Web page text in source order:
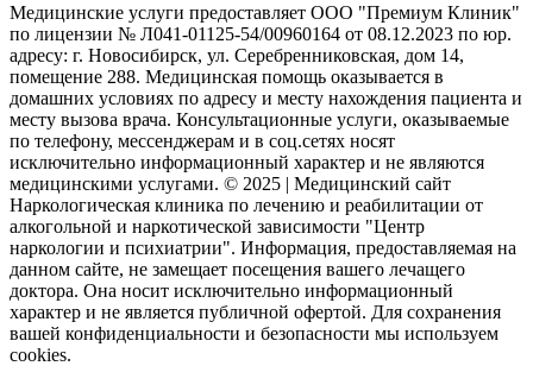
Медицинские услуги предоставляет ООО "Премиум Клиник"
по лицензии № Л041-01125-54/00960164 от 08.12.2023 по юр.
адресу: г. Новосибирск, ул. Серебренниковская, дом 14,
помещение 288. Медицинская помощь оказывается в
домашних условиях по адресу и месту нахождения пациента и
месту вызова врача. Консультационные услуги, оказываемые
по телефону, мессенджерам и в соц.сетях носят
исключительно информационный характер и не являются
медицинскими услугами. © 2025 | Медицинский сайт
Наркологическая клиника по лечению и реабилитации от
алкогольной и наркотической зависимости "Центр
наркологии и психиатрии". Информация, предоставляемая на
данном сайте, не замещает посещения вашего лечащего
доктора. Она носит исключительно информационный
характер и не является публичной офертой. Для сохранения
вашей конфиденциальности и безопасности мы используем
cookies.